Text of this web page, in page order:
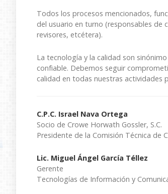
Todos los procesos mencionados,
del usuario en turno (responsables de
revisores, etcétera).
La tecnología y la calidad son
confiable. Debemos seguir
calidad en todas nuestras actividades
C.P.C. Israel Nava Ortega
Socio de Crowe Horwath Gossler, S.C.
Presidente de la Comisión Técnica de
Lic. Miguel Ángel García Téllez
Gerente
Tecnologías de Información y